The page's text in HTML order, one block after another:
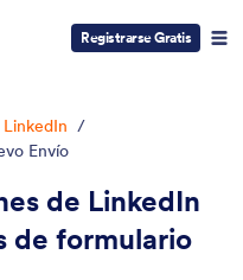
Registrarse Gratis
LinkedIn /
Envío
de LinkedIn
de formulario